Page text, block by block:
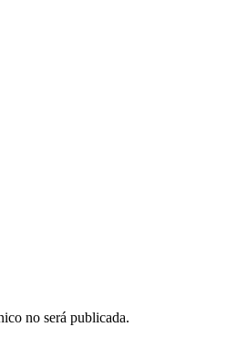
no será publicada.